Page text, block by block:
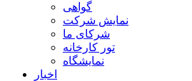
گواهی
نمایش شرکت
شرکای ما
تور کارخانه
نمایشگاه
اخبار